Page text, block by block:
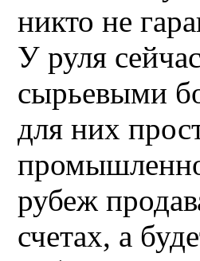
никто не
У руля
сырьевыми
для них
рубеж
счетах, а